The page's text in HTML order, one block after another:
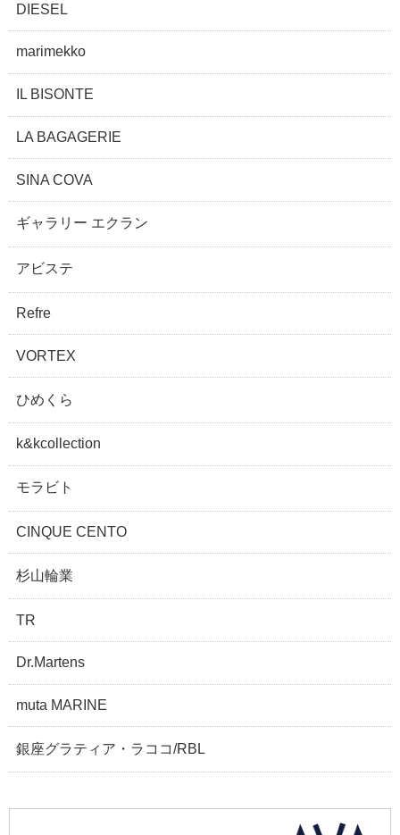
DIESEL
marimekko
IL BISONTE
LA BAGAGERIE
SINA COVA
ギャラリー エクラン
アビステ
Refre
VORTEX
ひめくら
k&kcollection
モラビト
CINQUE CENTO
杉山輪業
TR
Dr.Martens
muta MARINE
銀座グラティア・ラココ/RBL